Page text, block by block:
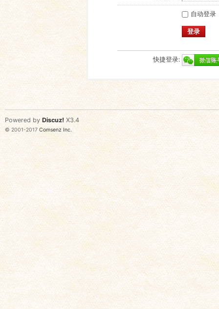
自动登录
登录
快捷登录:
Powered by Discuz! X3.4
© 2001-2017 Comsenz Inc.